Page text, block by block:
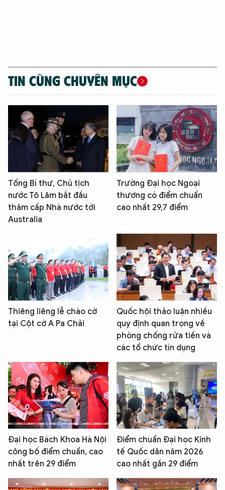
TIN CÙNG CHUYÊN MỤC
Tổng Bí thư, Chủ tịch
nước Tô Lâm bắt đầu
thăm cấp Nhà nước tới
Australia
Trường Đại học Ngoại
thương có điểm chuẩn
cao nhất 29,7 điểm
Thiêng liêng lễ chào cờ
tại Cột cờ A Pa Chải
Quốc hội thảo luận nhiều
quy định quan trọng về
phòng chống rửa tiền và
các tổ chức tín dụng
Đại học Bách Khoa Hà Nội
công bố điểm chuẩn, cao
nhất trên 29 điểm
Điểm chuẩn Đại học Kinh
tế Quốc dân năm 2026
cao nhất gần 29 điểm